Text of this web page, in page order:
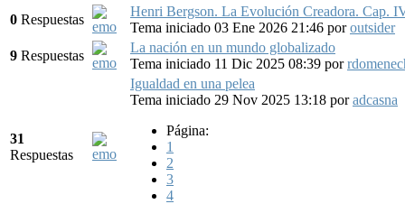
0 Respuestas
Henri Bergson. La Evolución Creadora. Cap.
Tema iniciado 03 Ene 2026 21:46 poroutsider
9 Respuestas
La nación en un mundo globalizado
Tema iniciado 11 Dic 2025 08:39 por
31
Respuestas
Igualdad en una pelea
Tema iniciado 29 Nov 2025 13:18 poradcasna
Página:
1
2
3
4